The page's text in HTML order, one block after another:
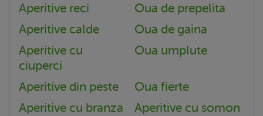
Aperitive reci
Oua de prepelita
Aperitive calde
Oua de gaina
Aperitive cu
ciuperci
Oua umplute
Aperitive din peste
Oua fierte
Aperitive cu branza
Aperitive cu somon